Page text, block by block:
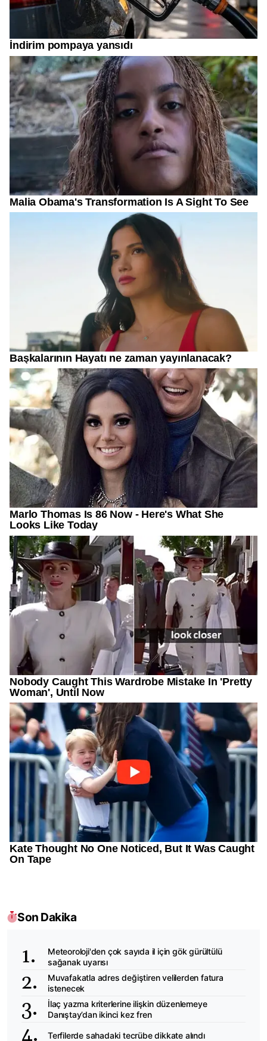
Son Dakika
Meteoroloji'den çok sayıda il için gök gürültülü
sağanak uyarısı
Muvafakatla adres değiştiren velilerden fatura
istenecek
İlaç yazma kriterlerine ilişkin düzenlemeye
Danıştay’dan ikinci kez fren
Terfilerde sahadaki tecrübe dikkate alındı